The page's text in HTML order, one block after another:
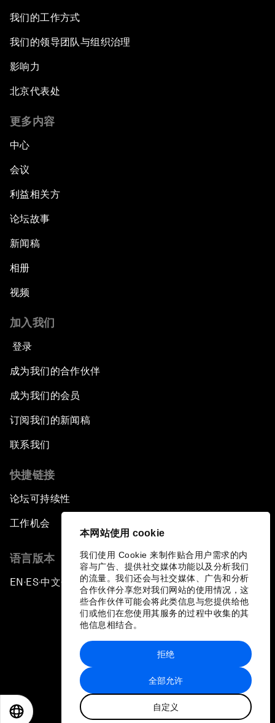
本网站使用 cookie
我们使用 Cookie 来制作贴合用户需求的内
容与广告、提供社交媒体功能以及分析我们
的流量。我们还会与社交媒体、广告和分析
合作伙伴分享您对我们网站的使用情况，这
些合作伙伴可能会将此类信息与您提供给他
们或他们在您使用其服务的过程中收集的其
他信息相结合。
全部允许
自定义
拒绝
我们的工作方式
我们的领导团队与组织治理
影响力
北京代表处
更多内容
中心
会议
利益相关方
论坛故事
新闻稿
相册
视频
加入我们
登录
成为我们的合作伙伴
成为我们的会员
订阅我们的新闻稿
联系我们
快捷链接
论坛可持续性
工作机会
语言版本
EN ▪ES▪中文▪ 日本語
站点地图
世界经济论坛